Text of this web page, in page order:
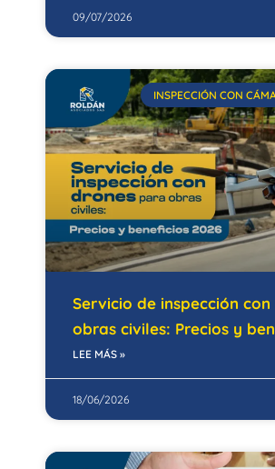
09/07/2026
INSPECCIÓN CON
Servicio de inspección
obras civiles: Precios y
LEE MÁS »
18/06/2026